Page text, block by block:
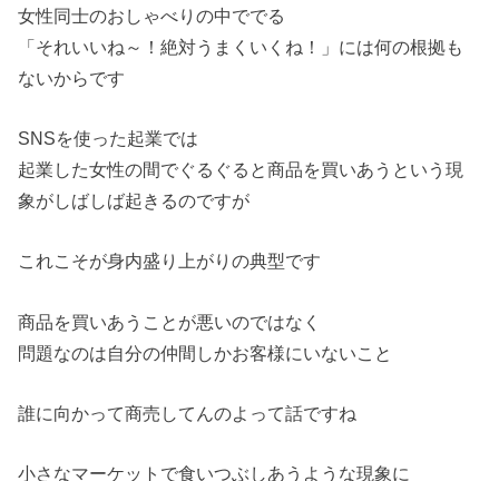
女性同士のおしゃべりの中ででる
「それいいね～！絶対うまくいくね！」には何の根拠も
ないからです
SNSを使った起業では
起業した女性の間でぐるぐると商品を買いあうという現
象がしばしば起きるのですが
これこそが身内盛り上がりの典型です
商品を買いあうことが悪いのではなく
問題なのは自分の仲間しかお客様にいないこと
誰に向かって商売してんのよって話ですね
小さなマーケットで食いつぶしあうような現象に